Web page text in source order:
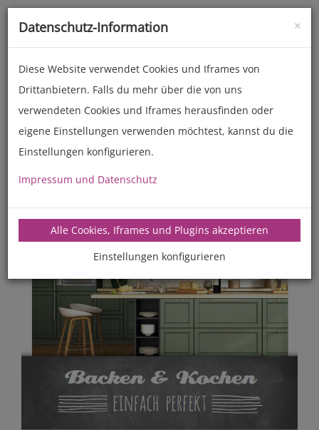
Toggle
Unsere Kataloge
×
Datenschutz-Information
Diese Website verwendet Cookies und Iframes von
Drittanbietern. Falls du mehr über die von uns
verwendeten Cookies und Iframes herausfinden oder
eigene Einstellungen verwenden möchtest, kannst du die
Einstellungen konfigurieren.
Impressum und Datenschutz
Alle Cookies, Iframes und Plugins akzeptieren
Einstellungen konfigurieren